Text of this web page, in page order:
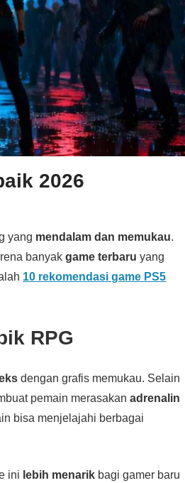
2026
yang mendalam dan memukau.
banyakgame terbaru yang
10 rekomendasi game PS5
RPG
dengan grafis memukau. Selain
pemain merasakanadrenalin
bisa menjelajahi berbagai
ini lebih menarik bagi gamer baru